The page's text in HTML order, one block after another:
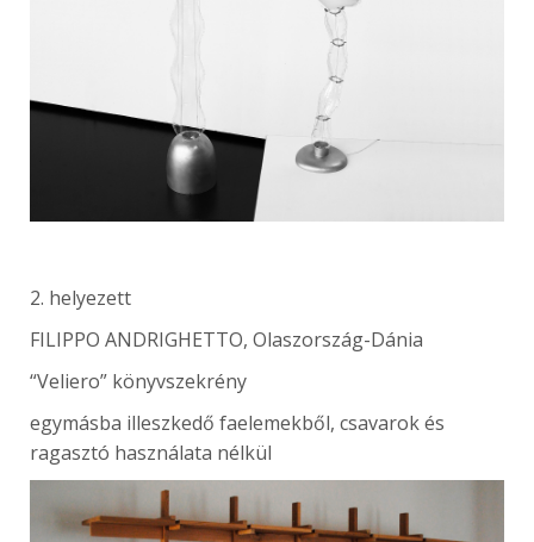
2. helyezett
FILIPPO ANDRIGHETTO, Olaszország-Dánia
“Veliero” könyvszekrény
egymásba illeszkedő faelemekből, csavarok és
ragasztó használata nélkül